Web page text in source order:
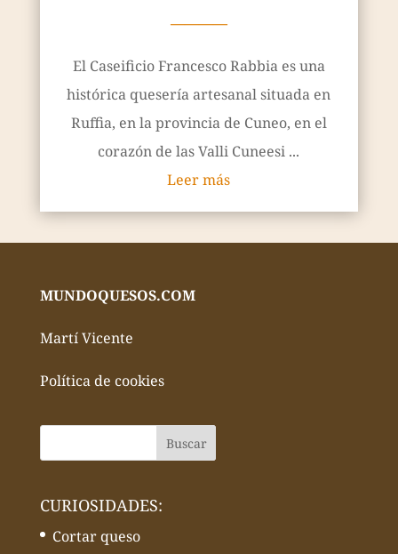
————
El Caseificio Francesco Rabbia es una
histórica quesería artesanal situada en
Ruffia, en la provincia de Cuneo, en el
corazón de las Valli Cuneesi ...
Leer más
MUNDOQUESOS.COM
Martí Vicente
Política de cookies
CURIOSIDADES:
Cortar queso